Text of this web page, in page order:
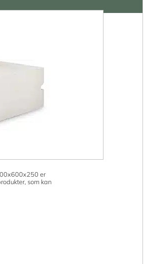
er
som kan